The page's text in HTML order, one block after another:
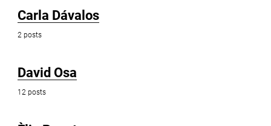
Carla Dávalos
2 posts
David Osa
12 posts